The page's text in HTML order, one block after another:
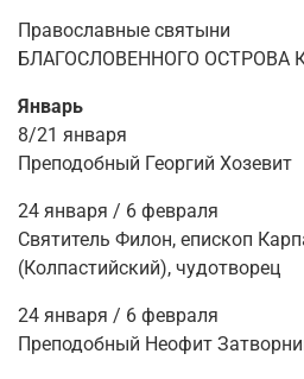
Православные святыни
БЛАГОСЛОВЕННОГО ОСТРОВА
Январь
8/21 января
Преподобный Георгий Хозевит
24 января / 6 февраля
Святитель Филон, епископ
(Колпастийский), чудотворец
24 января / 6 февраля
Преподобный Неофит